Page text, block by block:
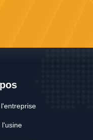
l'usine